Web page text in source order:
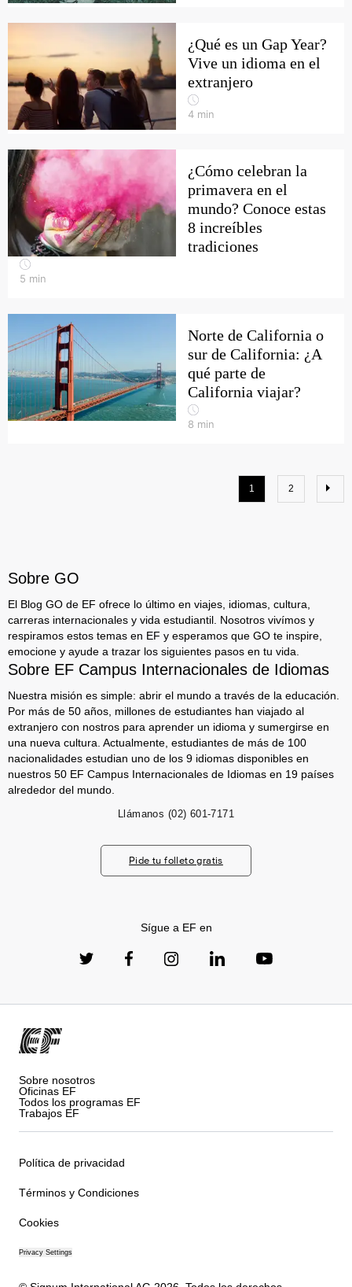
¿Qué es un Gap Year?
Vive un idioma en el
extranjero
4 min
¿Cómo celebran la
primavera en el
mundo? Conoce estas
8 increíbles
tradiciones
5 min
Norte de California o
sur de California: ¿A
qué parte de
California viajar?
8 min
1 2
Sobre GO
El Blog GO de EF ofrece lo último en viajes, idiomas, cultura,
carreras internacionales y vida estudiantil. Nosotros vivímos y
respiramos estos temas en EF y esperamos que GO te inspire,
emocione y ayude a trazar los siguientes pasos en tu vida.
Sobre EF Campus Internacionales de Idiomas
Nuestra misión es simple: abrir el mundo a través de la educación.
Por más de 50 años, millones de estudiantes han viajado al
extranjero con nostros para aprender un idioma y sumergirse en
una nueva cultura. Actualmente, estudiantes de más de 100
nacionalidades estudian uno de los 9 idiomas disponibles en
nuestros 50 EF Campus Internacionales de Idiomas en 19 países
alrededor del mundo.
Llámanos (02) 601-7171
Pide tu folleto gratis
Sígue a EF en
Sobre nosotros
Oficinas EF
Todos los programas EF
Trabajos EF
Política de privacidad
Términos y Condiciones
Cookies
Privacy Settings